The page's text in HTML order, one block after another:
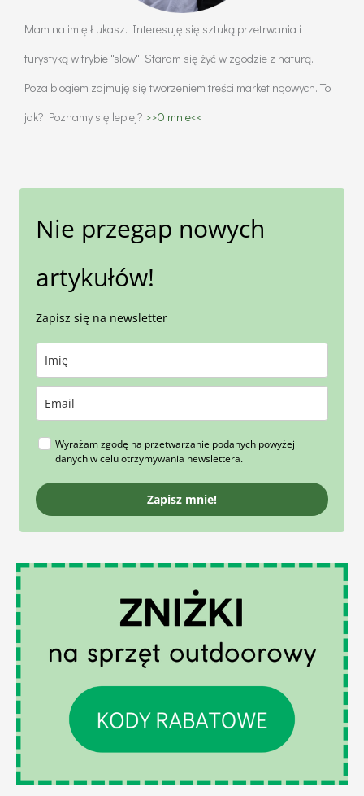
Mam na imię Łukasz. Interesuję się sztuką przetrwania i
turystyką w trybie "slow". Staram się żyć w zgodzie z naturą.
Poza blogiem zajmuję się tworzeniem treści marketingowych. To
jak? Poznamy się lepiej? >>O mnie<<
Nie przegap nowych
artykułów!
Zapisz się na newsletter
Wyrażam zgodę na przetwarzanie podanych powyżej
danych w celu otrzymywania newslettera.
Zapisz mnie!